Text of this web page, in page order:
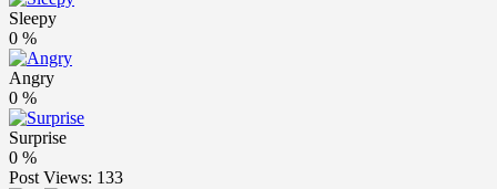
Sleepy
0 %
Angry
0 %
Surprise
0 %
Post Views: 133